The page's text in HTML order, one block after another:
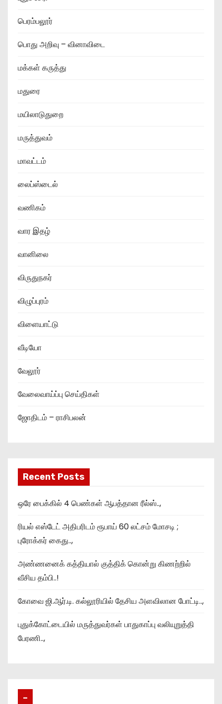
பெரம்பலூர்
பொது அறிவு – வினாவிடை
மக்கள் கருத்து
மதுரை
மயிலாடுதுறை
மருத்துவம்
மாவட்டம்
லைப்ஸ்டைல்
வணிகம்
வார இதழ்
வானிலை
விருதுநகர்
விழுப்புரம்
விளையாட்டு
வீடியோ
வேலூர்
வேலைவாய்ப்பு செய்திகள்
ஜோதிடம் – ராசிபலன்
Recent Posts
ஒரே பைக்கில் 4 பெண்கள் ஆபத்தான ரீல்ஸ்..,
ரியல் எஸ்டேட் அதிபரிடம் ரூபாய் 60 லட்சம் மோசடி ;
புரோக்கர் கைது..,
அண்ணனைக் கத்தியால் குத்திக் கொன்று கிணற்றில்
வீசிய தம்பி..!
கோவை ஜி.ஆர்.டி. கல்லூரியில் தேசிய அளவிலான போட்டி..,
புதுக்கோட்டையில் மருத்துவர்கள் பாதுகாப்பு வலியுறுத்தி
பேரணி..,
–